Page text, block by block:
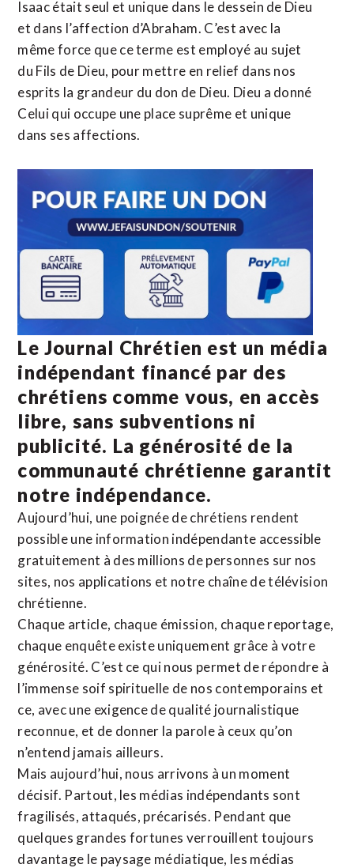
Isaac était seul et unique dans le dessein de Dieu
et dans l’affection d’Abraham. C’est avec la
même force que ce terme est employé au sujet
du Fils de Dieu, pour mettre en relief dans nos
esprits la grandeur du don de Dieu. Dieu a donné
Celui qui occupe une place suprême et unique
dans ses affections.
Le Journal Chrétien est un média
indépendant financé par des
chrétiens comme vous, en accès
libre, sans subventions ni
publicité. La générosité de la
communauté chrétienne garantit
notre indépendance.
Aujourd’hui, une poignée de chrétiens rendent
possible une information indépendante accessible
gratuitement à des millions de personnes sur nos
sites, nos applications et notre chaîne de télévision
chrétienne.
Chaque article, chaque émission, chaque reportage,
chaque enquête existe uniquement grâce à votre
générosité. C’est ce qui nous permet de répondre à
l’immense soif spirituelle de nos contemporains et
ce, avec une exigence de qualité journalistique
reconnue, et de donner la parole à ceux qu’on
n’entend jamais ailleurs.
Mais aujourd’hui, nous arrivons à un moment
décisif. Partout, les médias indépendants sont
fragilisés, attaqués, précarisés. Pendant que
quelques grandes fortunes verrouillent toujours
davantage le paysage médiatique, les médias